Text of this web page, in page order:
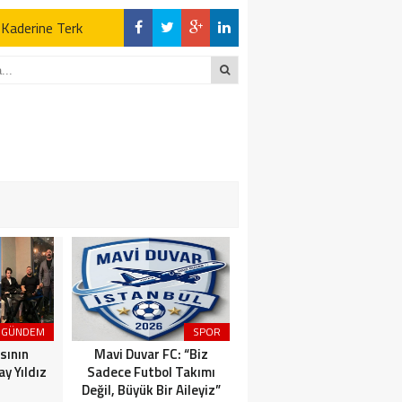
Terk
Açıklamalar
Terk
GÜNDEM
Yıldız
SPOR
Mavi Duvar FC: “Biz
Sadece Futbol Takımı
Değil, Büyük Bir Aileyiz”